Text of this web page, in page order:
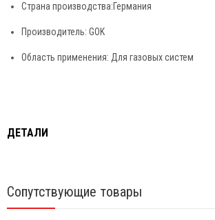
Страна производства:Германия
Производитель: GOK
Область применения: Для газовых систем
ДЕТАЛИ
Сопутствующие товары